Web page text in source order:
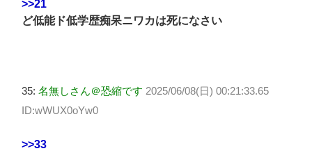
>>21
ど低能ド低学歴痴呆ニワカは死になさい
35: 名無しさん＠恐縮です 2025/06/08(日) 00:21:33.65
ID:wWUX0oYw0
>>33